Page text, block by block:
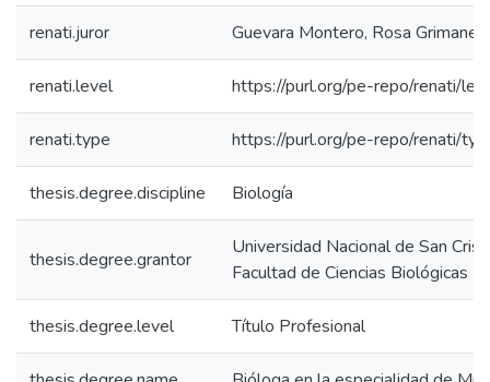
renati.juror Guevara Montero, Rosa
renati.level https://purl.org/pe-repo/renati/
renati.type https://purl.org/pe-repo/renati/
thesis.degree.discipline Biología
thesis.degree.grantor
Universidad Nacional de San
Facultad de Ciencias Biológicas
thesis.degree.level Título Profesional